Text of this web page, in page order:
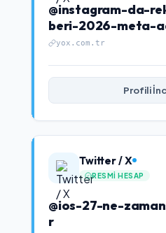
@instagram-da-
beri-2026-meta-
yox.com.tr
Profili
Twitter / X
RESMI HESAP
@ios-27-ne-
r